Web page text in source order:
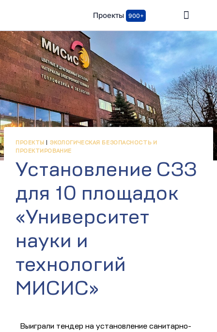
Проекты 900+
ПРОЕКТЫ | ЭКОЛОГИЧЕСКАЯ БЕЗОПАСНОСТЬ И
ПРОЕКТИРОВАНИЕ
Установление СЗЗ
для 10 площадок
«Университет
науки и
технологий
МИСИС»
Выиграли тендер на установление санитарно-